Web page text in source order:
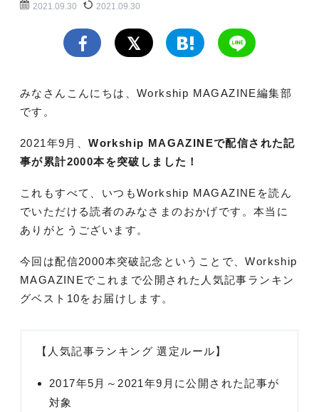
2021.09.30 2021.09.30
みなさんこんにちは、Workship MAGAZINE編集部
です。
2021年9月、Workship MAGAZINEで配信された記
事が累計2000本を突破しました！
これもすべて、いつもWorkship MAGAZINEを読ん
でいただける読者のみなさまのおかげです。本当に
ありがとうございます。
今回は配信2000本突破記念ということで、Workship
MAGAZINEでこれまで公開された人気記事ランキン
グベスト10をお届けします。
【人気記事ランキング 選定ルール】
2017年5月～2021年9月に公開された記事が
対象